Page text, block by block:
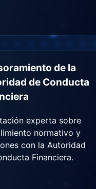
de la
de Conducta
experta sobre
normativo y
con la Autoridad
Financiera.